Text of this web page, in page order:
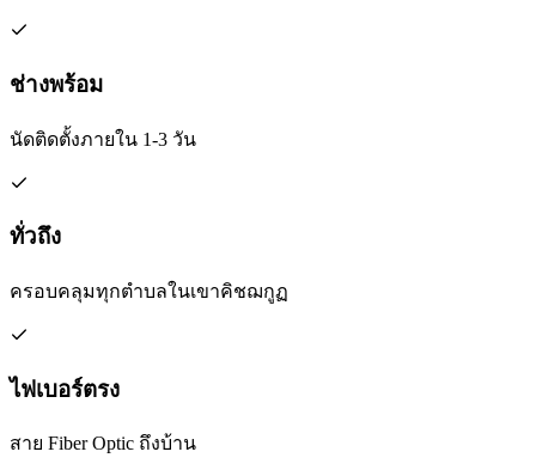
ช่างพร้อม
นัดติดตั้งภายใน 1-3 วัน
ทั่วถึง
ครอบคลุมทุกตำบลในเขาคิชฌกูฏ
ไฟเบอร์ตรง
สาย Fiber Optic ถึงบ้าน